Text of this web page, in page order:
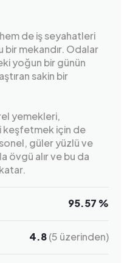
de iş seyahatleri
bir mekandır. Odalar
yoğun bir günün
sakin bir
yemekleri,
keşfetmek için de
güler yüzlü ve
övgü alır ve bu da
95.57 %
4.8(5 üzerinden)